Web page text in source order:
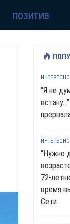
ПОЗИТИВ
ИНТЕРЕСНО
“Я не
ИНТЕРЕСНО
“Нужно
72-
время
Сети